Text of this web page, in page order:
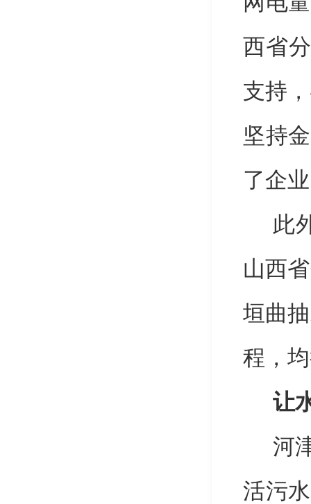
西省
支持
坚持
了企
此
山西
垣曲
程，
让
河
活污